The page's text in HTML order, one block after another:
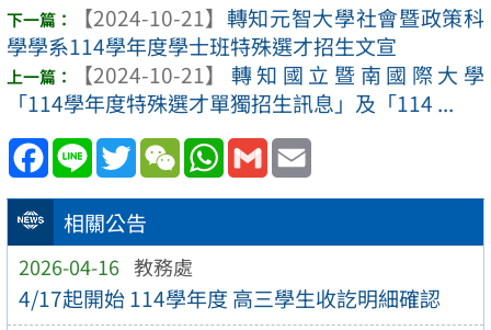
相關公告
2026-04-16 教務處
4/17起開始 114學年度 高三學生收訖明細確認
【2024-10-21】 轉知元智大學社會暨政策科
學學系114學年度學士班特殊選才招生文宣
【2024-10-21】
轉知國立暨南國際大學
「114學年度特殊選才單獨招生訊息」及「114 ...
Facebook
Line TwitterWeChatWhatsApp
Gmail